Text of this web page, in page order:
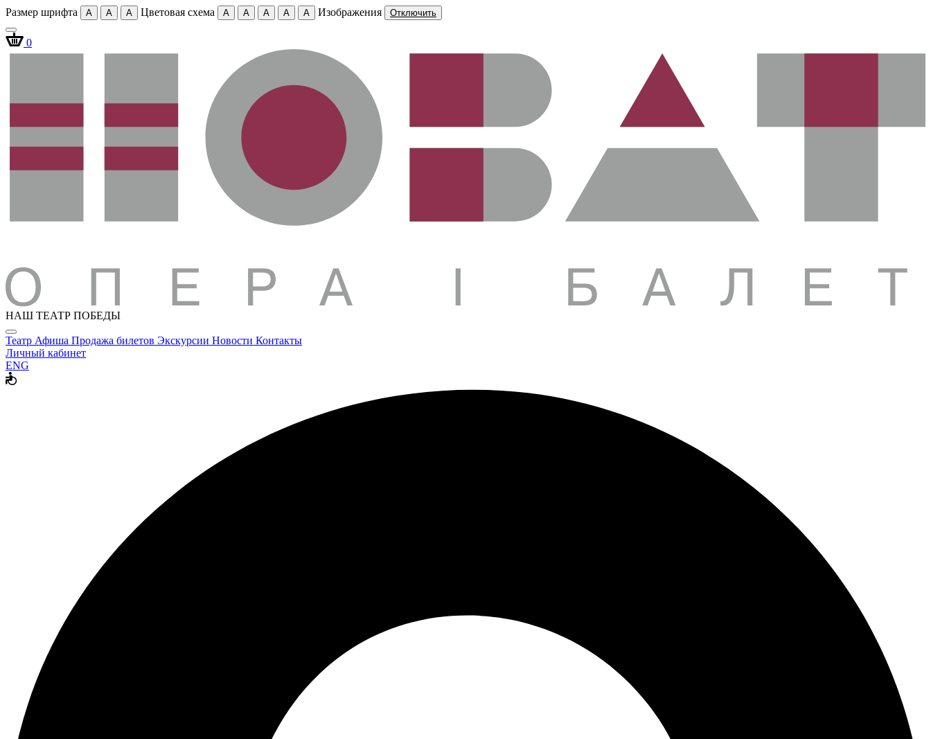
Размер шрифта A A A Цветовая схема A A A A A Изображения Отключить
0
НАШ ТЕАТР ПОБЕДЫ
Театр Афиша Продажа билетов Экскурсии Новости Контакты
Личный кабинет
ENG